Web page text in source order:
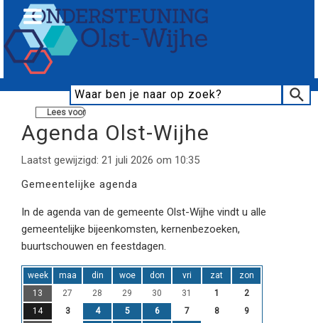
Lees voor
Agenda Olst-Wijhe
Laatst gewijzigd: 21 juli 2026 om 10:35
Gemeentelijke agenda
In de agenda van de gemeente Olst-Wijhe vindt u alle
gemeentelijke bijeenkomsten, kernenbezoeken,
buurtschouwen en feestdagen.
week maa din woe don vri zat
zon
13
27 28 29 30 31 1
2
14
3 4 5 6 7 8
9